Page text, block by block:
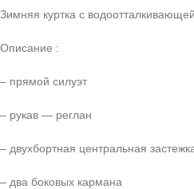
Зимняя куртка с
Описание :
– прямой силуэт
– рукав — реглан
– двухбортная центральная
– два боковых кармана